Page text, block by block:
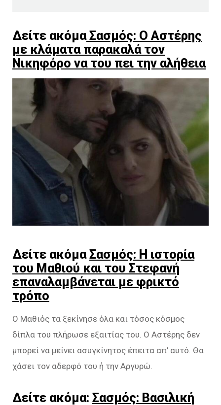
Δείτε ακόμαΣασμός: Ο Αστέρης
με κλάματα παρακαλά τον
Νικηφόρο να του πει την αλήθεια
Δείτε ακόμαΣασμός: Η ιστορία
του Μαθιού και του Στεφανή
επαναλαμβάνεται με φρικτό
τρόπο
Ο Μαθιός τα ξεκίνησε όλα και τόσος κόσμος
δίπλα του πλήρωσε εξαιτίας του. Ο Αστέρης δεν
μπορεί να μείνει ασυγκίνητος έπειτα απ’ αυτό. Θα
χάσει τον αδερφό του ή την Αργυρώ.
Δείτε ακόμα: Σασμός: Βασιλική